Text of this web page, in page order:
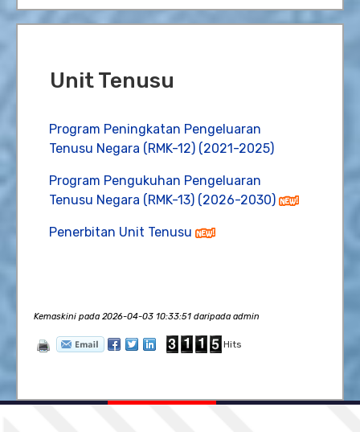
Unit Tenusu
Program Peningkatan Pengeluaran
Tenusu Negara (RMK-12) (2021-2025)
Program Pengukuhan Pengeluaran
Tenusu Negara (RMK-13) (2026-2030)
Penerbitan Unit Tenusu
Kemaskini pada 2026-04-03 10:33:51 daripada admin
Hits